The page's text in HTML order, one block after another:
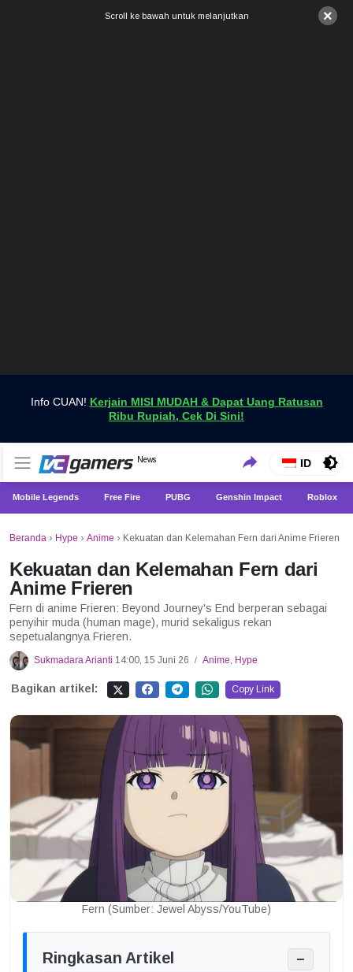
×
Scroll ke bawah untuk melanjutkan
Info CUAN! Kerjain MISI MUDAH & Dapat Uang Ratusan
Ribu Rupiah, Cek Di Sini!
VCGamers News
News
Dapatkan Berita Games Terbaru Hanya di VCGamers
ID
Mobile Legends Free Fire PUBG Genshin Impact Roblox
Beranda › Hype › Anime › Kekuatan dan Kelemahan Fern dari Anime Frieren
Kekuatan dan Kelemahan Fern dari
Anime Frieren
Fern di anime Frieren: Beyond Journey's End berperan sebagai
penyihir muda (human mage), murid sekaligus rekan
sepetualangnya Frieren.
Sukmadara Arianti 14:00, 15 Juni 26 / Anime, Hype
Bagikan artikel: Copy Link
Fern (Sumber: Jewel Abyss/YouTube)
Ringkasan Artikel −